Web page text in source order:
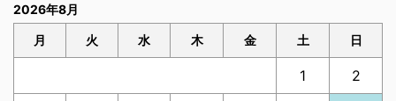
2026年8月
月 火 水 木 金 土 日
1 2